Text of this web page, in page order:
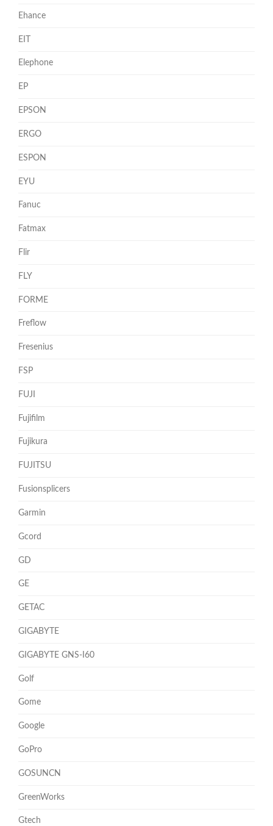
Ehance
EIT
Elephone
EP
EPSON
ERGO
ESPON
EYU
Fanuc
Fatmax
Flir
FLY
FORME
Freflow
Fresenius
FSP
FUJI
Fujifilm
Fujikura
FUJITSU
Fusionsplicers
Garmin
Gcord
GD
GE
GETAC
GIGABYTE
GIGABYTE GNS-I60
Golf
Gome
Google
GoPro
GOSUNCN
GreenWorks
Gtech